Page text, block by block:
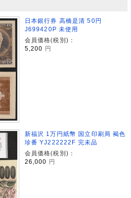
日本銀行券 高橋是清 50円
J699420P 未使用
会員価格(税別)：
5,200
円
新福沢 1万円紙幣 国立印刷局 褐色
珍番 YJ222222F 完未品
会員価格(税別)：
26,000 円